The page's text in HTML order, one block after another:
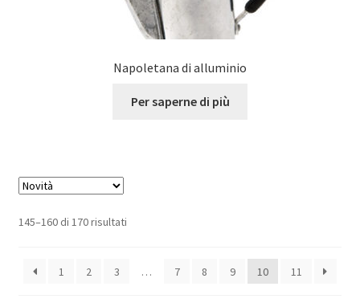
Napoletana di alluminio
Per saperne di più
145–160 di 170 risultati
1 2 3 … 7 8 9 10 11